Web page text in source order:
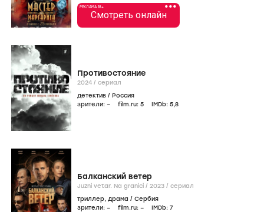
•••
РЕКЛАМА 18+
Смотреть онлайн
Противостояние
2024 / сериал
детектив / Россия
зрители: – film.ru: 5 IMDb: 5,8
Балканский ветер
Juzni vetar. Na granici / 2023 / сериал
триллер, драма / Сербия
зрители: – film.ru: – IMDb: 7